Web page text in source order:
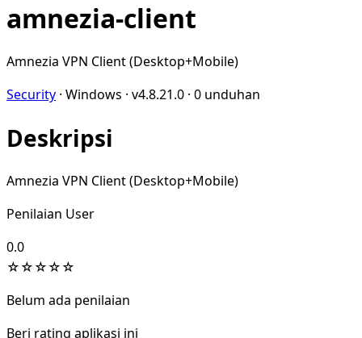
amnezia-client
Amnezia VPN Client (Desktop+Mobile)
Security · Windows · v4.8.21.0 · 0 unduhan
Deskripsi
Amnezia VPN Client (Desktop+Mobile)
Penilaian User
0.0
☆☆☆☆☆
Belum ada penilaian
Beri rating aplikasi ini